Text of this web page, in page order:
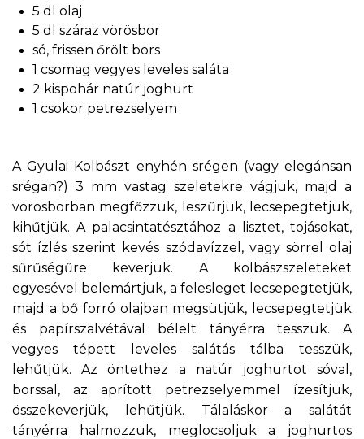
5 dl olaj
5 dl száraz vörösbor
só, frissen őrölt bors
1 csomag vegyes leveles saláta
2 kispohár natúr joghurt
1 csokor petrezselyem
A Gyulai Kolbászt enyhén srégen (vagy elegánsan
srégan?) 3 mm vastag szeletekre vágjuk, majd a
vörösborban megfőzzük, leszűrjük, lecsepegtetjük,
kihűtjük. A palacsintatésztához a lisztet, tojásokat,
sót ízlés szerint kevés szódavízzel, vagy sörrel olaj
sűrűségűre keverjük. A kolbászszeleteket
egyesével belemártjuk, a felesleget lecsepegtetjük,
majd a bő forró olajban megsütjük, lecsepegtetjük
és papírszalvétával bélelt tányérra tesszük. A
vegyes tépett leveles salátás tálba tesszük,
lehűtjük. Az öntethez a natúr joghurtot sóval,
borssal, az aprított petrezselyemmel ízesítjük,
összekeverjük, lehűtjük. Tálaláskor a salátát
tányérra halmozzuk, meglocsoljuk a joghurtos